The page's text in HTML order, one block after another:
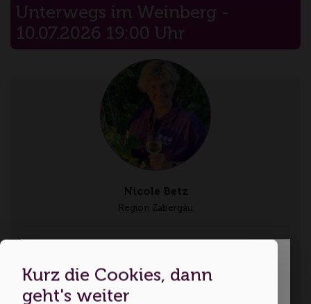
Unterwegs im Weinberg -
10.07.2026 19:00 Uhr
Nicole Betz
Region Zabergäu
Dies ist eine Webseite für
Kurz die Cookies, dann
geht's weiter